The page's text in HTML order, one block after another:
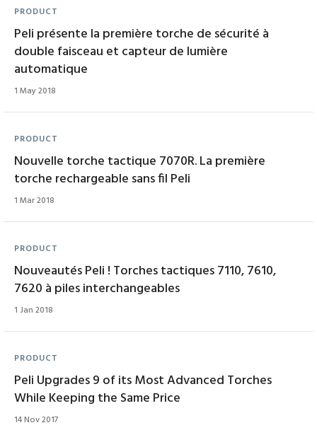
PRODUCT
Peli présente la première torche de sécurité à
double faisceau et capteur de lumière
automatique
1 May 2018
PRODUCT
Nouvelle torche tactique 7070R. La première
torche rechargeable sans fil Peli
1 Mar 2018
PRODUCT
Nouveautés Peli ! Torches tactiques 7110, 7610,
7620 à piles interchangeables
1 Jan 2018
PRODUCT
Peli Upgrades 9 of its Most Advanced Torches
While Keeping the Same Price
14 Nov 2017